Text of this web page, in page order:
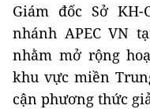
Giám đốc Sở
nhánh APEC VN
nhằm mở rộng
khu vực miền
cận phương thức